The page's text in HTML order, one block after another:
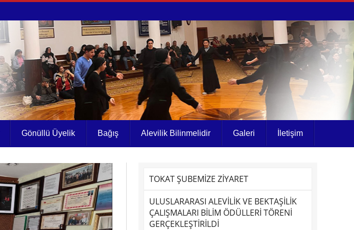
Gönüllü Üyelik Bağış Alevilik Bilinmelidir Galeri İletişim
TOKAT ŞUBEMİZE ZİYARET
ULUSLARARASI ALEVİLİK VE BEKTAŞİLİK
ÇALIŞMALARI BİLİM ÖDÜLLERİ TÖRENİ
GERÇEKLEŞTİRİLDİ